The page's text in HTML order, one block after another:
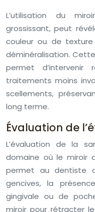
L’utilisation du
grossissant, peut
couleur ou de texture
déminéralisation.
permet d’intervenir
traitements moins
scellements,
long terme.
Évaluation de
L’évaluation de la
domaine où le miroir
permet au dentiste
gencives, la
gingivale ou de
miroir pour rétracter